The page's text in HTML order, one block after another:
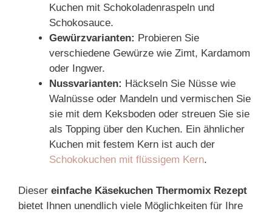
Kuchen mit Schokoladenraspeln und
Schokosauce.
Gewürzvarianten: Probieren Sie
verschiedene Gewürze wie Zimt, Kardamom
oder Ingwer.
Nussvarianten: Häckseln Sie Nüsse wie
Walnüsse oder Mandeln und vermischen Sie
sie mit dem Keksboden oder streuen Sie sie
als Topping über den Kuchen. Ein ähnlicher
Kuchen mit festem Kern ist auch der
Schokokuchen mit flüssigem Kern.
Dieser einfache Käsekuchen Thermomix Rezept
bietet Ihnen unendlich viele Möglichkeiten für Ihre